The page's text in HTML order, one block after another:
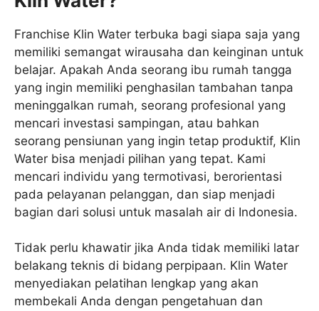
Franchise Klin Water terbuka bagi siapa saja yang
memiliki semangat wirausaha dan keinginan untuk
belajar. Apakah Anda seorang ibu rumah tangga
yang ingin memiliki penghasilan tambahan tanpa
meninggalkan rumah, seorang profesional yang
mencari investasi sampingan, atau bahkan
seorang pensiunan yang ingin tetap produktif, Klin
Water bisa menjadi pilihan yang tepat. Kami
mencari individu yang termotivasi, berorientasi
pada pelayanan pelanggan, dan siap menjadi
bagian dari solusi untuk masalah air di Indonesia.
Tidak perlu khawatir jika Anda tidak memiliki latar
belakang teknis di bidang perpipaan. Klin Water
menyediakan pelatihan lengkap yang akan
membekali Anda dengan pengetahuan dan